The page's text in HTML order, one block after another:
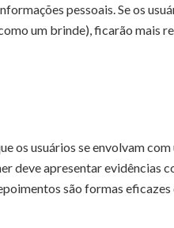
pessoais. Se os
um brinde), ficarão mais
os usuários se envolvam
deve apresentar evidências
são formas